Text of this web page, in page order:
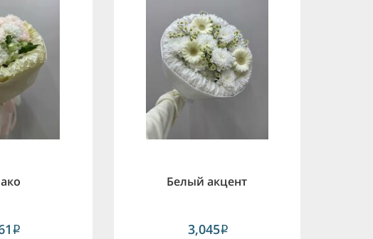
i
Белый акцент
3,045i